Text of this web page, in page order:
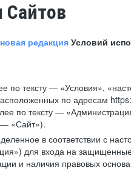
Сайтов
новая редакция Условий
по тексту — «Условия»,
по адресам
по тексту —
— «Сайт»).
в соответствии с
для входа на
и наличия правовых